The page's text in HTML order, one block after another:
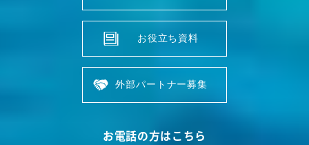
お役立ち資料
外部パートナー募集
お電話の方はこちら